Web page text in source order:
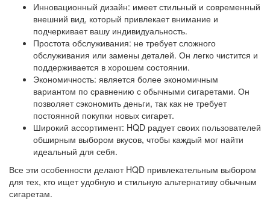
Инновационный дизайн: имеет стильный и современный
внешний вид, который привлекает внимание и
подчеркивает вашу индивидуальность.
Простота обслуживания: не требует сложного
обслуживания или замены деталей. Он легко чистится и
поддерживается в хорошем состоянии.
Экономичность: является более экономичным
вариантом по сравнению с обычными сигаретами. Он
позволяет сэкономить деньги, так как не требует
постоянной покупки новых сигарет.
Широкий ассортимент: HQD радует своих пользователей
обширным выбором вкусов, чтобы каждый мог найти
идеальный для себя.
Все эти особенности делают HQD привлекательным выбором
для тех, кто ищет удобную и стильную альтернативу обычным
сигаретам.